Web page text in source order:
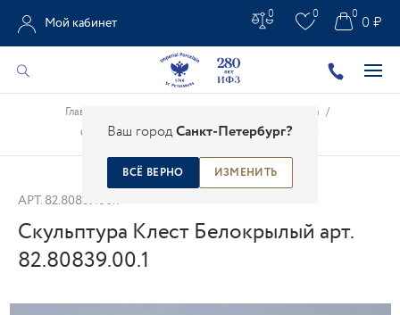
Ваш городСанкт-Петербург?
ВСЁ ВЕРНО ИЗМЕНИТЬ
Мой кабинет
0 0 0 ₽
0
Главная Анималистическая скульптура /
Скульптура Клест Белокрылый арт. 82.80839.00.1
АРТ. 82.80839.00.1
Скульптура Клест Белокрылый арт.
82.80839.00.1